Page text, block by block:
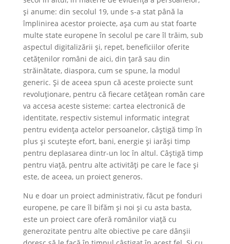
și anume: din secolul 19, unde s-a stat până la
împlinirea acestor proiecte, așa cum au stat foarte
multe state europene în secolul pe care îl trăim, sub
aspectul digitalizării și, repet, beneficiilor oferite
cetățenilor români de aici, din țară sau din
străinătate, diaspora, cum se spune, la modul
generic. Și de aceea spun că aceste proiecte sunt
revoluționare, pentru că fiecare cetățean român care
va accesa aceste sisteme: cartea electronică de
identitate, respectiv sistemul informatic integrat
pentru evidența actelor persoanelor, câștigă timp în
plus și scutește efort, bani, energie și iarăși timp
pentru deplasarea dintr-un loc în altul. Câștigă timp
pentru viață, pentru alte activități pe care le face și
este, de aceea, un proiect generos.
Nu e doar un proiect administrativ, făcut pe fonduri
europene, pe care îl bifăm și noi și cu asta basta,
este un proiect care oferă românilor viață cu
generozitate pentru alte obiective pe care dânșii